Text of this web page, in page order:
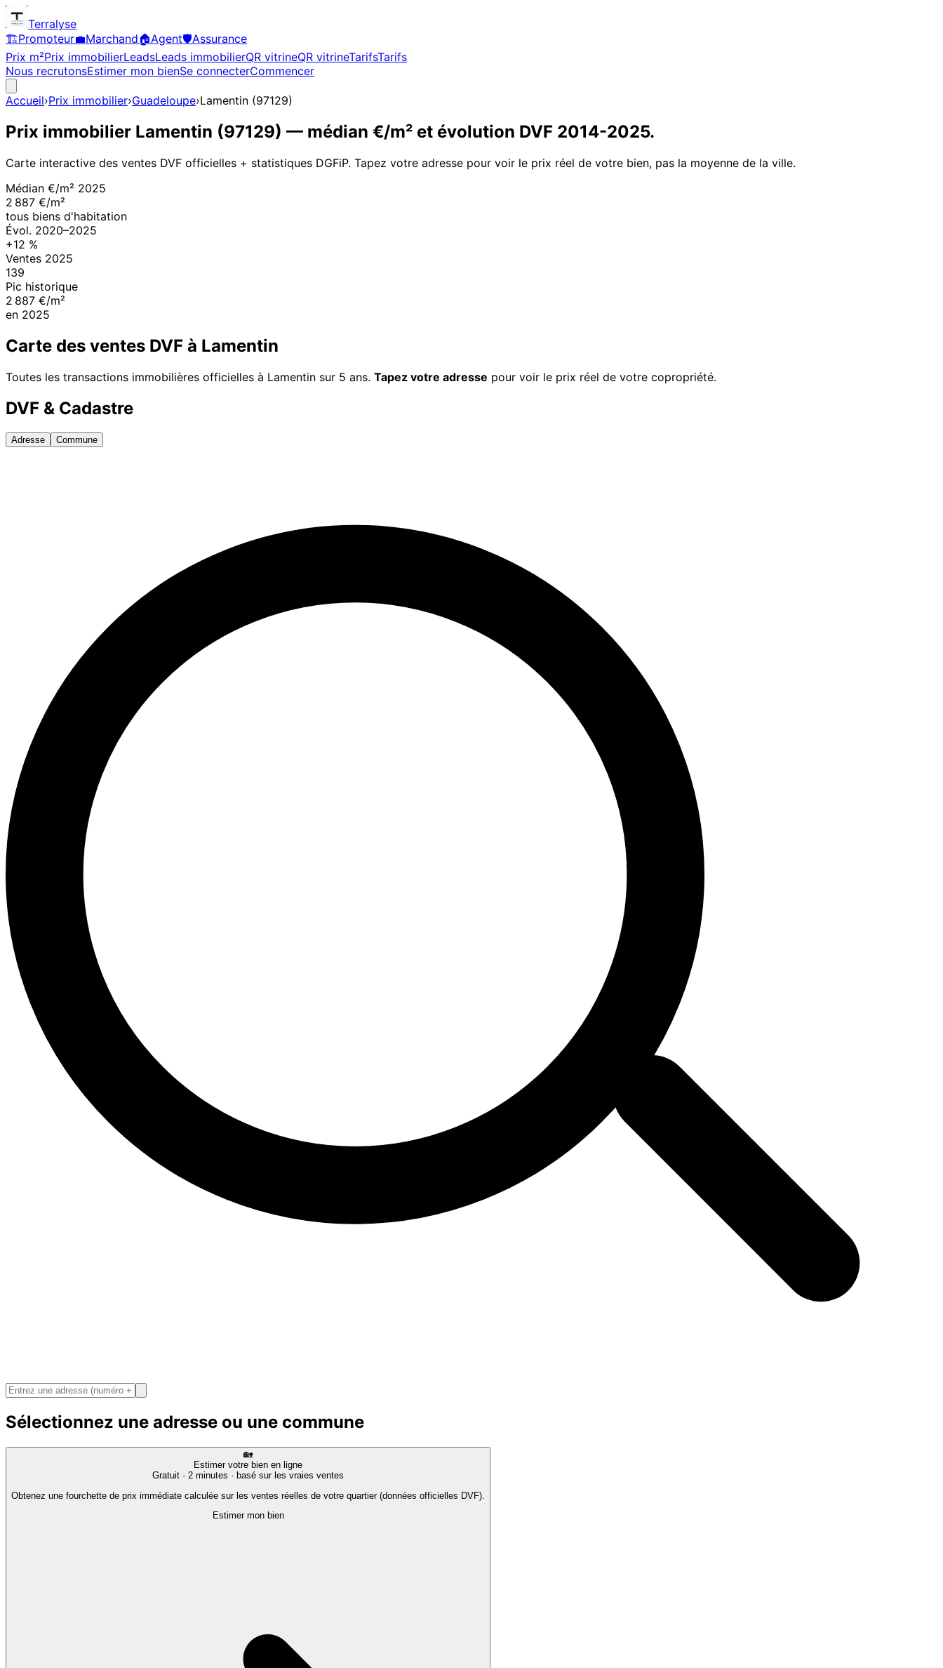
Terralyse
🏗️Promoteur💼Marchand🏠Agent🛡️Assurance
Prix m²Prix immobilierLeadsLeads immobilierQR vitrineQR vitrineTarifsTarifs
Nous recrutonsEstimer mon bienSe connecterCommencer
Accueil›Prix immobilier›Guadeloupe›Lamentin (97129)
Prix immobilier Lamentin (97129) — médian €/m² et évolution DVF 2014-2025.
Carte interactive des ventes DVF officielles + statistiques DGFiP. Tapez votre adresse pour voir le prix réel de votre bien, pas la moyenne de la ville.
Médian €/m² 2025
2 887 €/m²
tous biens d'habitation
Évol. 2020–2025
+12 %
Ventes 2025
139
Pic historique
2 887 €/m²
en 2025
Carte des ventes DVF à Lamentin
Toutes les transactions immobilières officielles à Lamentin sur 5 ans. Tapez votre adresse pour voir le prix réel de votre copropriété.
DVF & Cadastre
Adresse Commune
Sélectionnez une adresse ou une commune
🏡
Estimer votre bien en ligne
Gratuit · 2 minutes · basé sur les vraies ventes
Obtenez une fourchette de prix immédiate calculée sur les ventes réelles de votre quartier (données officielles DVF).
Estimer mon bien